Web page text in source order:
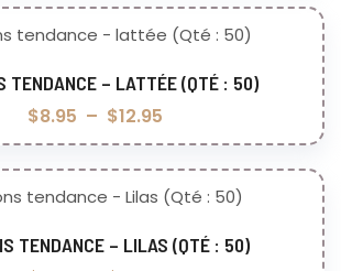
Choix des options
TENDANCE – LATTÉE (QTÉ : 50)
$8.95 – $12.95
Choix des options
TENDANCE – LILAS (QTÉ : 50)